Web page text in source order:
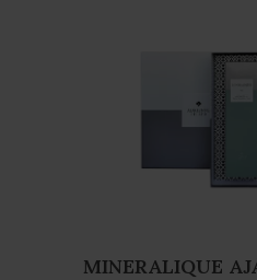
MINERALIQUE